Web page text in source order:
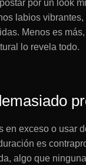
por un look
labios
Menos es
lo revela todo.
en exceso o usar
es
algo que